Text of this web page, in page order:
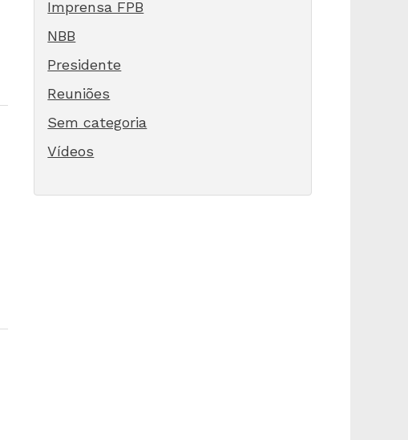
Imprensa FPB
NBB
Presidente
Reuniões
Sem categoria
Vídeos